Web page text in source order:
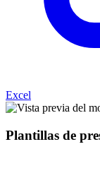
Excel
Plantillas de